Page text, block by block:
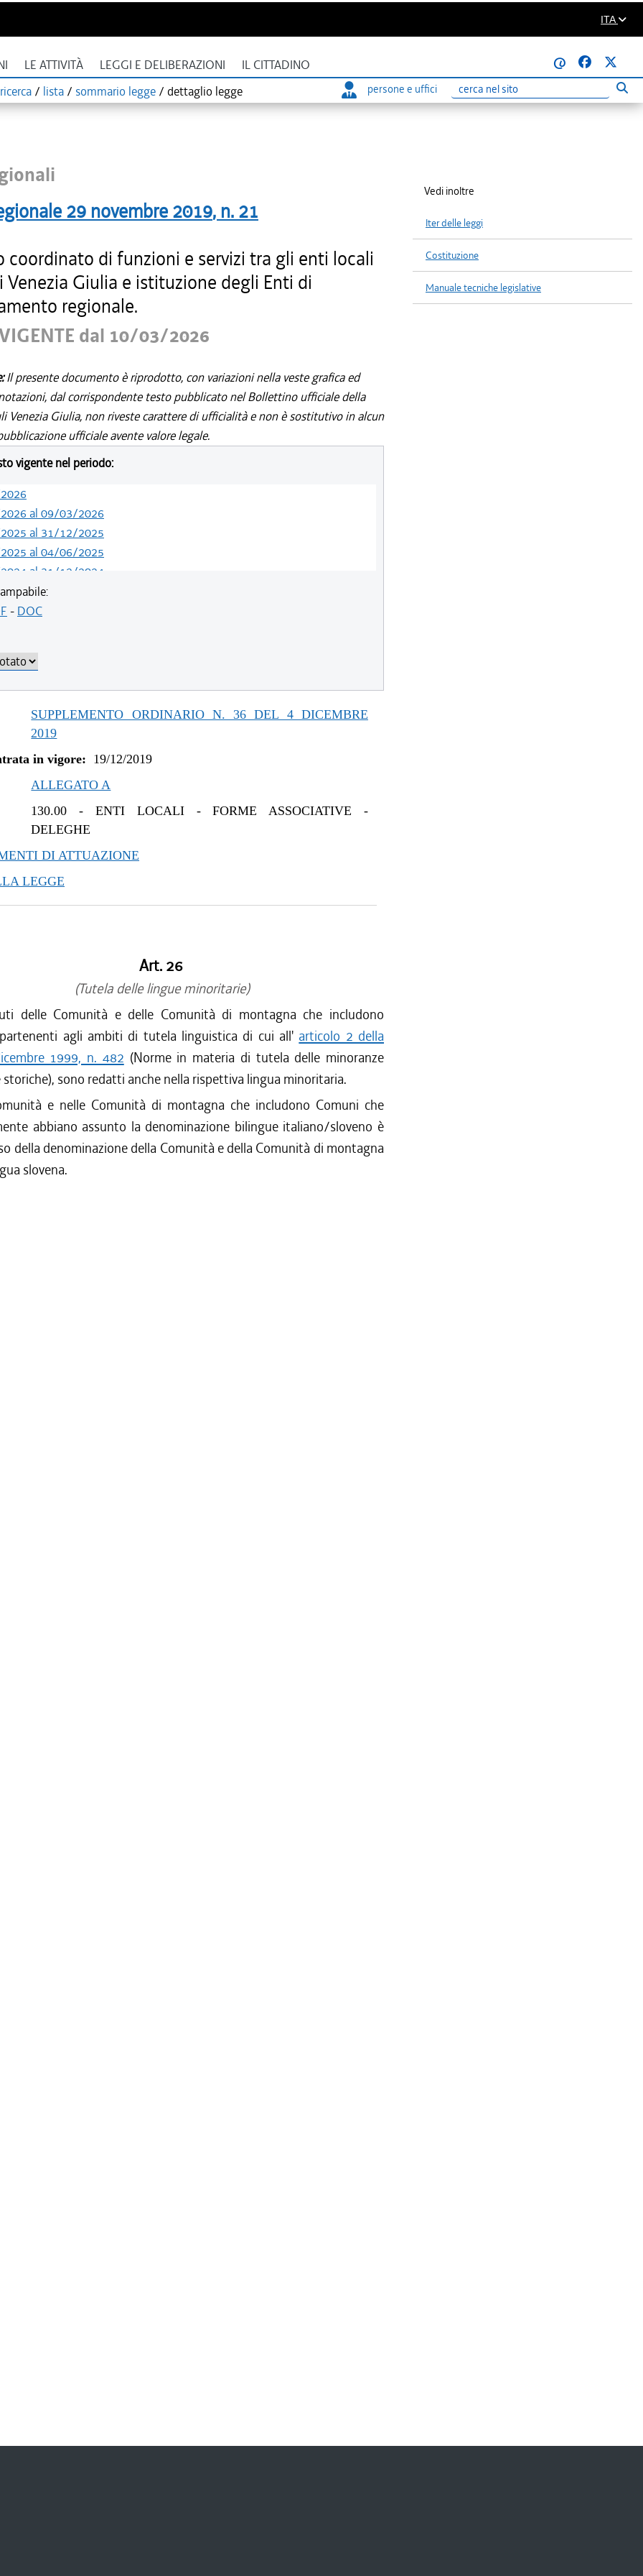
ITA
LE ATTIVITÀ LEGGI E DELIBERAZIONI IL CITTADINO
@
ricerca / lista / sommario legge / dettaglio legge persone e uffici
Ricerca
29 novembre 2019, n. 21
coordinato di funzioni e servizi tra gli enti locali
Venezia Giulia e istituzione degli Enti di
regionale.
dal 10/03/2026
Il presente documento è riprodotto, con variazioni nella veste grafica ed
dal corrispondente testo pubblicato nel Bollettino ufficiale della
Venezia Giulia, non riveste carattere di ufficialità e non è sostitutivo in alcun
ufficiale avente valore legale.
vigente nel periodo:
al 09/03/2026
al 31/12/2025
al 04/06/2025
al 31/12/2024
al 28/06/2024
al 22/02/2023
al 31/12/2020
al 28/10/2020
al 10/08/2020
al 18/12/2019
al 20/05/2020
- DOC
SUPPLEMENTO ORDINARIO N. 36 DEL 4 DICEMBRE
2019
in vigore: 19/12/2019
ALLEGATO A
130.00 - ENTI LOCALI - FORME ASSOCIATIVE -
DELEGHE
DI ATTUAZIONE
LEGGE
Art. 26
(Tutela delle lingue minoritarie)
delle Comunità e delle Comunità di montagna che includono
agli ambiti di tutela linguistica di cui all' articolo 2 della
1999, n. 482 (Norme in materia di tutela delle minoranze
sono redatti anche nella rispettiva lingua minoritaria.
e nelle Comunità di montagna che includono Comuni che
abbiano assunto la denominazione bilingue italiano/sloveno è
della denominazione della Comunità e della Comunità di montagna
slovena.
Vedi inoltre
Iter delle leggi
Costituzione
Manuale tecniche legislative